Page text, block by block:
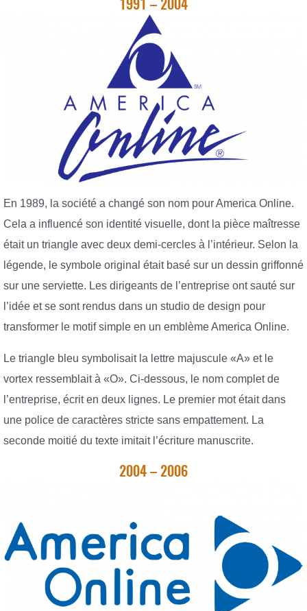
1991 – 2004
En 1989, la société a changé son nom pour America Online.
Cela a influencé son identité visuelle, dont la pièce maîtresse
était un triangle avec deux demi-cercles à l’intérieur. Selon la
légende, le symbole original était basé sur un dessin griffonné
sur une serviette. Les dirigeants de l’entreprise ont sauté sur
l’idée et se sont rendus dans un studio de design pour
transformer le motif simple en un emblème America Online.
Le triangle bleu symbolisait la lettre majuscule «A» et le
vortex ressemblait à «O». Ci-dessous, le nom complet de
l’entreprise, écrit en deux lignes. Le premier mot était dans
une police de caractères stricte sans empattement. La
seconde moitié du texte imitait l’écriture manuscrite.
2004 – 2006